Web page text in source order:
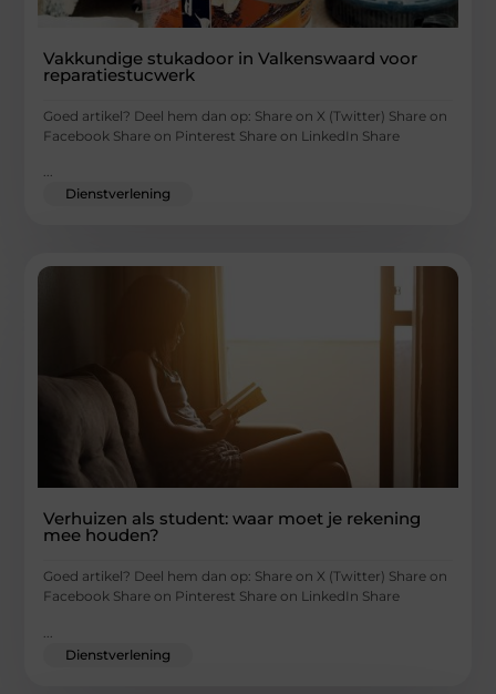
Vakkundige stukadoor in Valkenswaard voor
reparatiestucwerk
Goed artikel? Deel hem dan op: Share on X (Twitter) Share on
Facebook Share on Pinterest Share on LinkedIn Share
...
Dienstverlening
Verhuizen als student: waar moet je rekening
mee houden?
Goed artikel? Deel hem dan op: Share on X (Twitter) Share on
Facebook Share on Pinterest Share on LinkedIn Share
Dienstverlening